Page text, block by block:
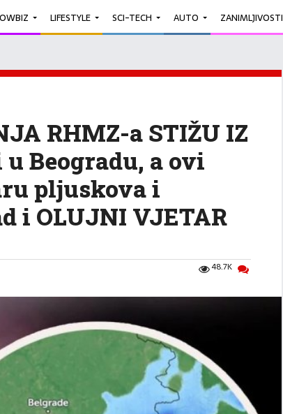
LIFESTYLE SCI-TECH AUTO ZANIMLJIVOSTI
RHMZ-a STIŽU IZ
Beogradu, a ovi
pljuskova i
i OLUJNI VJETAR
48.7K